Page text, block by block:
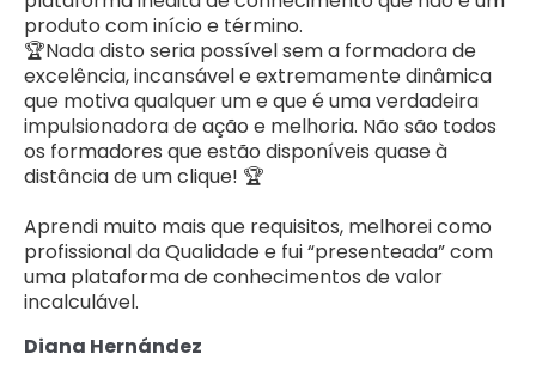
produto com início e término.
🏆Nada disto seria possível sem a formadora de
excelência, incansável e extremamente dinâmica
que motiva qualquer um e que é uma verdadeira
impulsionadora de ação e melhoria. Não são todos
os formadores que estão disponíveis quase à
distância de um clique! 🏆
Aprendi muito mais que requisitos, melhorei como
profissional da Qualidade e fui “presenteada” com
uma plataforma de conhecimentos de valor
incalculável.
Diana Hernández